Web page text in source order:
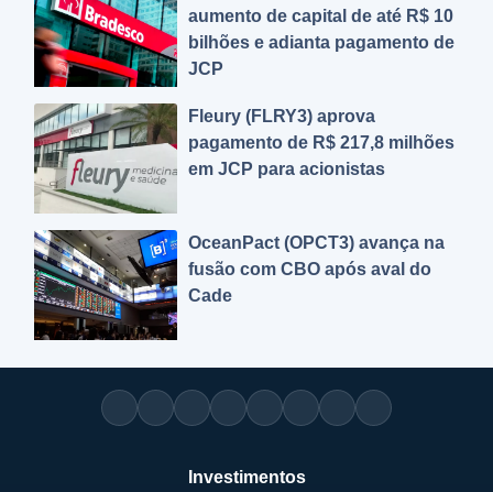
aumento de capital de até R$ 10
bilhões e adianta pagamento de
JCP
Fleury (FLRY3) aprova
pagamento de R$ 217,8 milhões
em JCP para acionistas
OceanPact (OPCT3) avança na
fusão com CBO após aval do
Cade
Investimentos